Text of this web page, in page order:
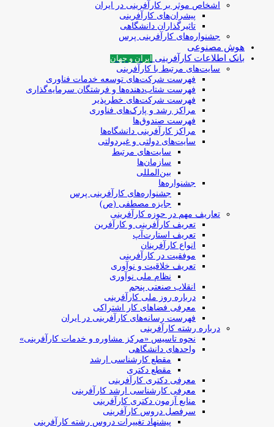
اشخاص موثر بر کارآفرینی در ایران
پیشران‌های کارآفرینی
تاثیرگذاران دانشگاهی
جشنواره‌های کارآفرینی‌ پرس
هوش مصنوعی
بانک اطلاعات کارآفرینی
ایران و جهان
سایت‌های مرتبط با کارآفرینی
فهرست شرکت‌های‌‌ توسعه‌ خدمات فناوری
فهرست شتاب‌دهنده‌ها‌ و فرشتگان‌ سرمایه‌گذاری
فهرست شرکت‌های خطرپذیر
مراکز رشد و پارک‌های فناوری
فهرست صندوق‌ها
مراکز کارآفرینی دانشگاه‌ها
سایت‌های دولتی و غیردولتی
سایت‌های مرتبط
سازمان‌ها
بین‌المللی
جشنواره‌ها
جشنواره‌های کارآفرینی‌ پرس
جایزه مصطفی (ص)
تعاریف مهم در حوزه کارآفرینی
تعریف کارآفرینی و کارآفرین
تعریف استارت‌آپ
انواع کارآفرینان
موفقیت در کارآفرینی
تعریف خلاقیت و نوآوری
نظام ملی نوآوری
انقلاب صنعتی پنجم
درباره روز ملی کارآفرینی
معرفی فضاهای کار اشتراکی
فهرست رسانه‌های کارآفرینی در ایران
درباره رشته کارآفرینی
نحوه تاسیس «مرکز مشاوره و خدمات کارآفرینی»
واحدهای دانشگاهی
مقطع کارشناسی ارشد
مقطع دکتری
معرفی دکتری کارآفرینی
معرفی کارشناسی ارشد کارآفرینی
منابع آزمون دکتری کارآفرینی
سرفصل دروس کارآفرینی
پیشنهاد تغییرات دروس رشته کارآفرینی